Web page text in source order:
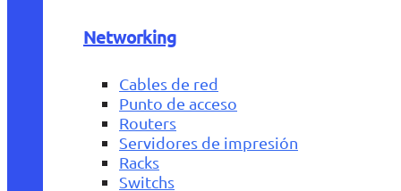
Networking
Cables de red
Punto de acceso
Routers
Servidores de impresión
Racks
Switchs